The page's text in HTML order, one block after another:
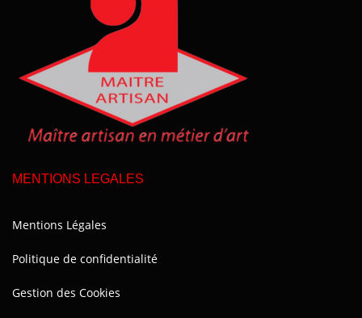
MENTIONS LEGALES
Mentions Légales
Politique de confidentialité
Gestion des Cookies